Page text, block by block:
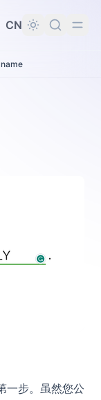
CN
一步。虽然您公